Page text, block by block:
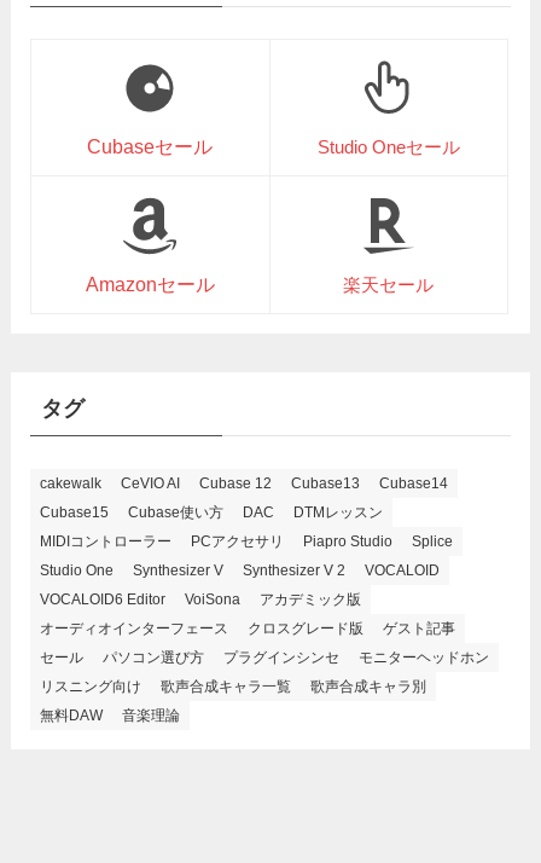
Cubaseセール Studio Oneセール
Amazonセール 楽天セール
タグ
cakewalk CeVIO AI Cubase 12 Cubase13
Cubase14
Cubase15
Cubase使い方 DAC
DTMレッスン
MIDIコントローラー
PCアクセサリ Piapro Studio
Splice
Studio One
Synthesizer V Synthesizer V 2
VOCALOID
VOCALOID6 Editor
VoiSona
アカデミック版
オーディオインターフェース
クロスグレード版
ゲスト記事
セール
パソコン選び方 プラグインシンセ
モニターヘッドホン
リスニング向け
歌声合成キャラ一覧
歌声合成キャラ別
無料DAW
音楽理論